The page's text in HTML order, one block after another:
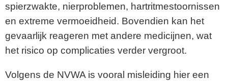
spierzwakte, nierproblemen, hartritmestoornissen
en extreme vermoeidheid. Bovendien kan het
gevaarlijk reageren met andere medicijnen, wat
het risico op complicaties verder vergroot.
Volgens de NVWA is vooral misleiding hier een